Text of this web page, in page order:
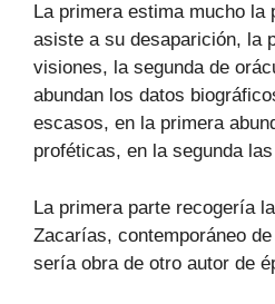
La primera estima mucho la
asiste a su desaparición, la
visiones, la segunda de
abundan los datos
escasos, en la primera
proféticas, en la segunda
La primera parte recogería
Zacarías, contemporáneo
sería obra de otro autor de